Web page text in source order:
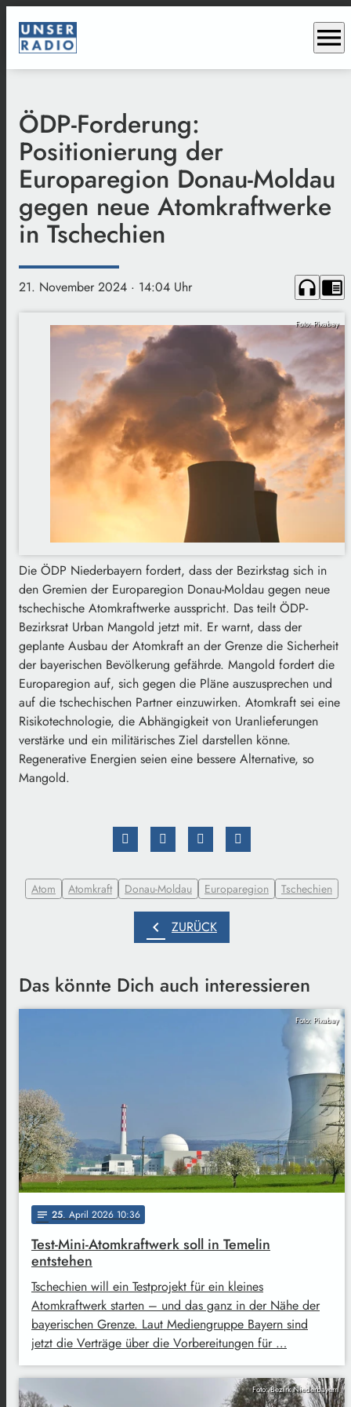
menu
ÖDP-Forderung:
Positionierung der
Europaregion Donau-Moldau
gegen neue Atomkraftwerke
in Tschechien
21. November 2024 · 14:04 Uhr headphones chrome_reader_mode
Foto: Pixabay
Die ÖDP Niederbayern fordert, dass der Bezirkstag sich in
den Gremien der Europaregion Donau-Moldau gegen neue
tschechische Atomkraftwerke ausspricht. Das teilt ÖDP-
Bezirksrat Urban Mangold jetzt mit. Er warnt, dass der
geplante Ausbau der Atomkraft an der Grenze die Sicherheit
der bayerischen Bevölkerung gefährde. Mangold fordert die
Europaregion auf, sich gegen die Pläne auszusprechen und
auf die tschechischen Partner einzuwirken. Atomkraft sei eine
Risikotechnologie, die Abhängigkeit von Uranlieferungen
verstärke und ein militärisches Ziel darstellen könne.
Regenerative Energien seien eine bessere Alternative, so
Mangold.
Atom Atomkraft Donau-Moldau Europaregion Tschechien
chevron_left ZURÜCK
Das könnte Dich auch interessieren
Foto: Pixabay
notes 25. April 2026 10:36
Test-Mini-Atomkraftwerk soll in Temelin
entstehen
Tschechien will ein Testprojekt für ein kleines
Atomkraftwerk starten – und das ganz in der Nähe der
bayerischen Grenze. Laut Mediengruppe Bayern sind
jetzt die Verträge über die Vorbereitungen für …
Foto: Bezirk Niederbayern